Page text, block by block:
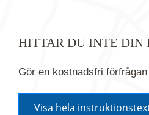
HITTAR DU INTE DIN
Gör en kostnadsfri förfrågan
Visa hela